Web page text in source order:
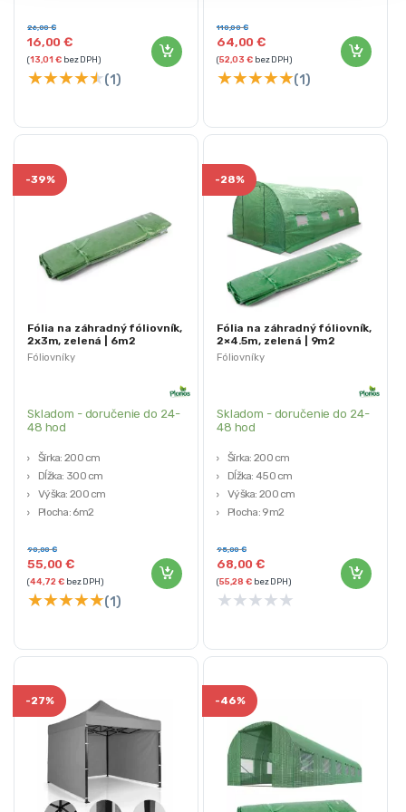
16,00€
26,00€
(13,01€bez DPH)
★★★★★(1)
filtrom
64,00€
110,00€
(52,03€bez DPH)
★★★★★(1)
Fóliovníky
-39%
Fólia na záhradný fóliovník,
2x3m, zelená | 6m2
Skladom - doručenie do 24-
48 hod
Šírka: 200 cm
Dĺžka: 300 cm
Výška: 200 cm
Plocha: 6m2
filtrom
55,00€
90,00€
(44,72€bez DPH)
★★★★★(1)
Fóliovníky
-28%
Fólia na záhradný fóliovník,
2×4.5m, zelená | 9m2
Skladom - doručenie do 24-
48 hod
Šírka: 200 cm
Dĺžka: 450 cm
Výška: 200 cm
Plocha: 9m2
filtrom
68,00€
95,00€
(55,28€bez DPH)
★★★★★
-27% -46%